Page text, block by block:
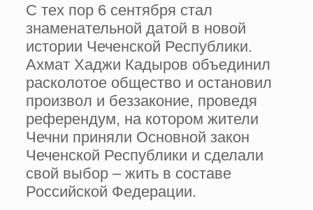
С тех пор 6 сентября стал
знаменательной датой в новой
истории Чеченской Республики.
Ахмат Хаджи Кадыров объединил
расколотое общество и остановил
произвол и беззаконие, проведя
референдум, на котором жители
Чечни приняли Основной закон
Чеченской Республики и сделали
свой выбор – жить в составе
Российской Федерации.